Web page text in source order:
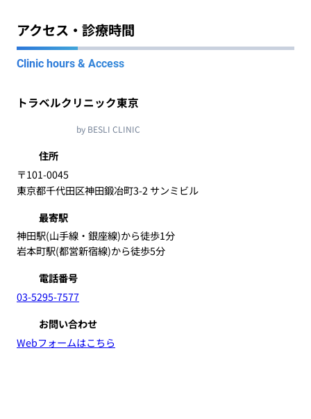
アクセス・診療時間
Clinic hours & Access
トラベルクリニック東京
by BESLI CLINIC
住所
〒101-0045
東京都千代田区神田鍛冶町3-2 サンミビル
最寄駅
神田駅(山手線・銀座線)から徒歩1分
岩本町駅(都営新宿線)から徒歩5分
電話番号
03-5295-7577
お問い合わせ
Webフォームはこちら